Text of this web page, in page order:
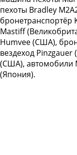
пехоты Bradley
бронетранспортёр
Mastiff
Humvee (США),
вездеход Pinzgauer
(США), автомобили
(Япония).